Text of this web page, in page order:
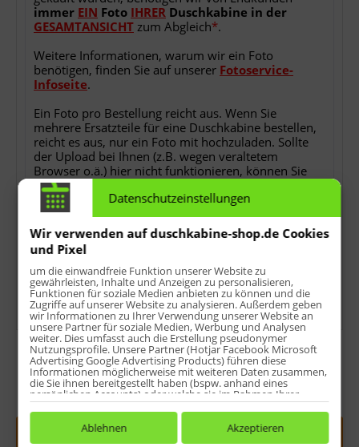
immer EIN Foto IHRER Duschkabine in der
GESAMTANSICHT zum Abgleich*.
Weitere Informationen, warum wir ein Foto
benötigen, finden Sie auf unserer Fotoservice-
Infoseite.
Ein Foto pro Bestellung reicht aus. Wenn Sie
mehrere Ersatzteile für eine Duschkabine bestellen,
reicht es aus, nur ein Foto mit hochzuladen. Sollte
der Upload bei Ihnen (z.B. wegen veraltetem
Browser o.ä.) hier nicht funktionieren, können Sie
uns das Foto auch per E-Mail als Antwort auf die
Bestellbestätigung nach der Bestellung zusenden.
Ohne das Foto können wir Ihren Auftrag nicht
bearbeiten!
*keine Detailfotos, keine Rechnungs- oder
Lieferscheinkopien, keine Ersatzteilübersichten oder
sonstwas.
Menge:
In den Warenkorb
Datenschutzeinstellungen
Wir verwenden auf duschkabine-shop.de Cookies
und Pixel
um die einwandfreie Funktion unserer Website zu
gewährleisten, Inhalte und Anzeigen zu personalisieren,
Funktionen für soziale Medien anbieten zu können und die
Zugriffe auf unserer Website zu analysieren. Außerdem geben
wir Informationen zu Ihrer Verwendung unserer Website an
unsere Partner für soziale Medien, Werbung und Analysen
weiter. Dies umfasst auch die Erstellung pseudonymer
Nutzungsprofile. Unsere Partner (Hotjar Facebook Microsoft
Advertising Google Advertising Products) führen diese
Informationen möglicherweise mit weiteren Daten zusammen,
die Sie ihnen bereitgestellt haben (bspw. anhand eines
persönlichen Accounts) oder welche sie im Rahmen Ihrer
Nutzung der Dienste gesammelt haben (bspw. Nutzungsdaten
anderer Geräte). Ihre Einwilligung zur Nutzung von Cookies
und Pixeln können Sie jederzeit widerrufen, indem Sie auf den
Datenschutz-Button links unten klicken und dort die
Ablehnen Akzeptieren